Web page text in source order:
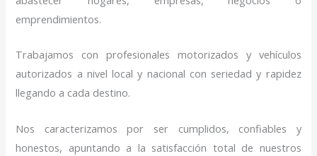
emprendimientos.
Trabajamos con profesionales motorizados y vehículos
autorizados a nivel local y nacional con seriedad y rapidez
llegando a cada destino.
Nos caracterizamos por ser cumplidos, confiables y
honestos, apuntando a la satisfacción total de nuestros